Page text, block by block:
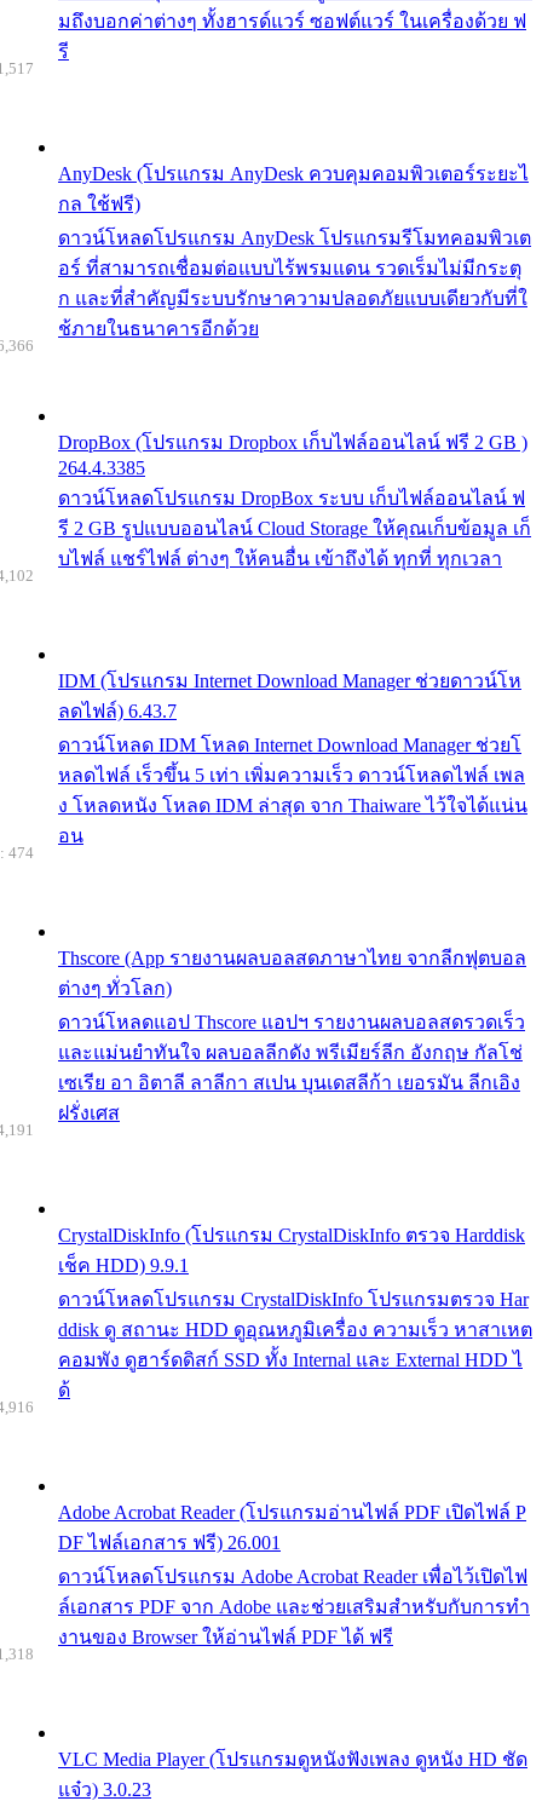
มถึงบอกค่าต่างๆ ทั้งฮารด์แวร์ ซอฟต์แวร์ ในเครื่องด้วย ฟ
รี
AnyDesk (โปรแกรม AnyDesk ควบคุมคอมพิวเตอร์ระยะไ
กล ใช้ฟรี)
ดาวน์โหลดโปรแกรม AnyDesk โปรแกรมรีโมทคอมพิวเต
อร์ ที่สามารถเชื่อมต่อแบบไร้พรมแดน รวดเร็มไม่มีกระตุ
ก และที่สำคัญมีระบบรักษาความปลอดภัยแบบเดียวกับที่ใ
ช้ภายในธนาคารอีกด้วย
DropBox (โปรแกรม Dropbox เก็บไฟล์ออนไลน์ ฟรี 2 GB )
264.4.3385
ดาวน์โหลดโปรแกรม DropBox ระบบ เก็บไฟล์ออนไลน์ ฟ
รี 2 GB รูปแบบออนไลน์ Cloud Storage ให้คุณเก็บข้อมูล เก็
บไฟล์ แชร์ไฟล์ ต่างๆ ให้คนอื่น เข้าถึงได้ ทุกที่ ทุกเวลา
IDM (โปรแกรม Internet Download Manager ช่วยดาวน์โห
ลดไฟล์) 6.43.7
ดาวน์โหลด IDM โหลด Internet Download Manager ช่วยโ
หลดไฟล์ เร็วขึ้น 5 เท่า เพิ่มความเร็ว ดาวน์โหลดไฟล์ เพล
ง โหลดหนัง โหลด IDM ล่าสุด จาก Thaiware ไว้ใจได้แน่น
อน
Thscore (App รายงานผลบอลสดภาษาไทย จากลีกฟุตบอล
ต่างๆ ทั่วโลก)
ดาวน์โหลดแอป Thscore แอปฯ รายงานผลบอลสดรวดเร็ว
และแม่นยำทันใจ ผลบอลลีกดัง พรีเมียร์ลีก อังกฤษ กัลโช่
เซเรีย อา อิตาลี ลาลีกา สเปน บุนเดสลีก้า เยอรมัน ลีกเอิง
ฝรั่งเศส
474
CrystalDiskInfo (โปรแกรม CrystalDiskInfo ตรวจ Harddisk
เช็ค HDD) 9.9.1
ดาวน์โหลดโปรแกรม CrystalDiskInfo โปรแกรมตรวจ Har
ddisk ดู สถานะ HDD ดูอุณหภูมิเครื่อง ความเร็ว หาสาเหต
คอมพัง ดูฮาร์ดดิสก์ SSD ทั้ง Internal และ External HDD ไ
ด้
Adobe Acrobat Reader (โปรแกรมอ่านไฟล์ PDF เปิดไฟล์ P
DF ไฟล์เอกสาร ฟรี) 26.001
ดาวน์โหลดโปรแกรม Adobe Acrobat Reader เพื่อไว้เปิดไฟ
ล์เอกสาร PDF จาก Adobe และช่วยเสริมสำหรับกับการทำ
งานของ Browser ให้อ่านไฟล์ PDF ได้ ฟรี
VLC Media Player (โปรแกรมดูหนังฟังเพลง ดูหนัง HD ชัด
แจ๋ว) 3.0.23